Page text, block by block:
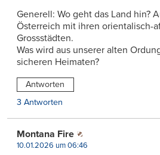
Generell: Wo geht das Land hin?
Österreich mit ihren orientalisch-
Grossstädten.
Was wird aus unserer alten
sicheren Heimaten?
Antworten
3 Antworten
Montana Fire
10.01.2026 um 06:46